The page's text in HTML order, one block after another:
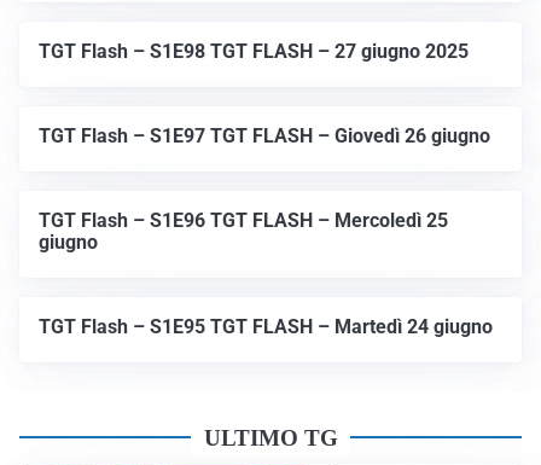
TGT Flash – S1E98 TGT FLASH – 27 giugno 2025
TGT Flash – S1E97 TGT FLASH – Giovedì 26 giugno
TGT Flash – S1E96 TGT FLASH – Mercoledì 25
giugno
TGT Flash – S1E95 TGT FLASH – Martedì 24 giugno
ULTIMO TG